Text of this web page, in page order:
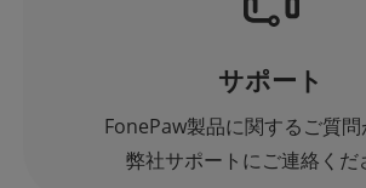
サポート
FonePaw製品に関するご質
弊社サポートにご連絡くだ